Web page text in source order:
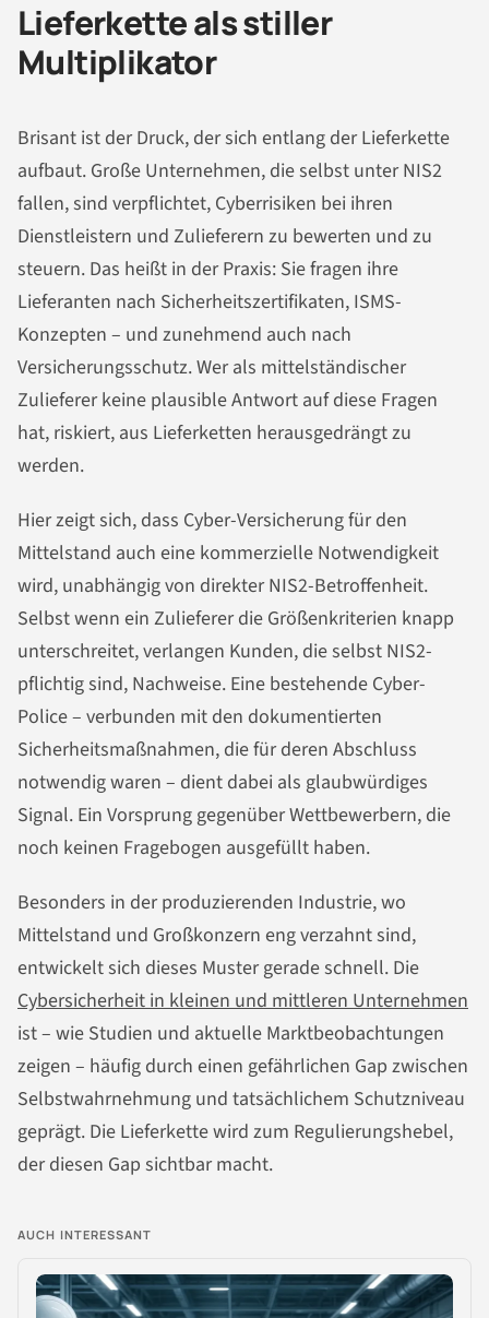
Lieferkette als stiller
Multiplikator
Brisant ist der Druck, der sich entlang der Lieferkette
aufbaut. Große Unternehmen, die selbst unter NIS2
fallen, sind verpflichtet, Cyberrisiken bei ihren
Dienstleistern und Zulieferern zu bewerten und zu
steuern. Das heißt in der Praxis: Sie fragen ihre
Lieferanten nach Sicherheitszertifikaten, ISMS-
Konzepten – und zunehmend auch nach
Versicherungsschutz. Wer als mittelständischer
Zulieferer keine plausible Antwort auf diese Fragen
hat, riskiert, aus Lieferketten herausgedrängt zu
werden.
Hier zeigt sich, dass Cyber-Versicherung für den
Mittelstand auch eine kommerzielle Notwendigkeit
wird, unabhängig von direkter NIS2-Betroffenheit.
Selbst wenn ein Zulieferer die Größenkriterien knapp
unterschreitet, verlangen Kunden, die selbst NIS2-
pflichtig sind, Nachweise. Eine bestehende Cyber-
Police – verbunden mit den dokumentierten
Sicherheitsmaßnahmen, die für deren Abschluss
notwendig waren – dient dabei als glaubwürdiges
Signal. Ein Vorsprung gegenüber Wettbewerbern, die
noch keinen Fragebogen ausgefüllt haben.
Besonders in der produzierenden Industrie, wo
Mittelstand und Großkonzern eng verzahnt sind,
entwickelt sich dieses Muster gerade schnell. Die
Cybersicherheit in kleinen und mittleren Unternehmen
ist – wie Studien und aktuelle Marktbeobachtungen
zeigen – häufig durch einen gefährlichen Gap zwischen
Selbstwahrnehmung und tatsächlichem Schutzniveau
geprägt. Die Lieferkette wird zum Regulierungshebel,
der diesen Gap sichtbar macht.
AUCH INTERESSANT